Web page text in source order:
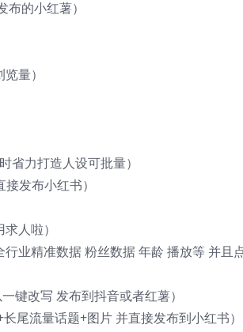
的小红薯）
量）
省力打造人设可批量）
发布小红书）
人啦）
业精准数据 粉丝数据 年龄 播放等 并且
键改写 发布到抖音或者红薯）
尾流量话题+图片 并直接发布到小红书）